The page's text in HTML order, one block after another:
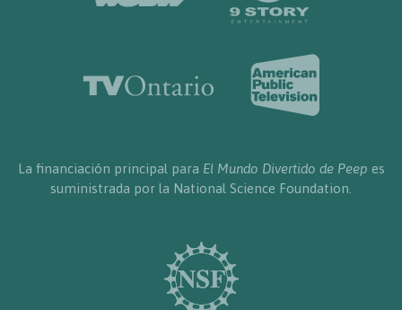
La financiación principal para El Mundo Divertido de Peep es
suministrada por la National Science Foundation.